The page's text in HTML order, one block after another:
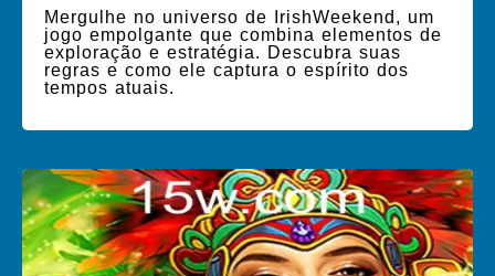
Mergulhe no universo de IrishWeekend, um
jogo empolgante que combina elementos de
exploração e estratégia. Descubra suas
regras e como ele captura o espírito dos
tempos atuais.